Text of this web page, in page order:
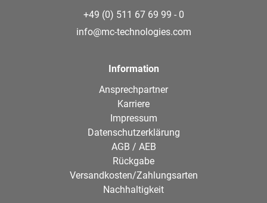
+49 (0) 511 67 69 99 - 0
info@mc-technologies.com
Information
Ansprechpartner
Karriere
Impressum
Datenschutzerklärung
AGB / AEB
Rückgabe
Versandkosten/Zahlungsarten
Nachhaltigkeit